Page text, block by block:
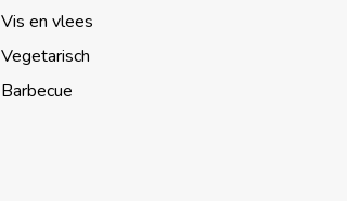
Vis en vlees
Vegetarisch
Barbecue